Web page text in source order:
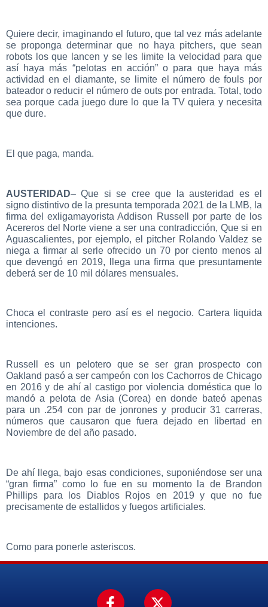
Quiere decir, imaginando el futuro, que tal vez más adelante
se proponga determinar que no haya pitchers, que sean
robots los que lancen y se les limite la velocidad para que
así haya más “pelotas en acción” o para que haya más
actividad en el diamante, se limite el número de fouls por
bateador o reducir el número de outs por entrada. Total, todo
sea porque cada juego dure lo que la TV quiera y necesita
que dure.
El que paga, manda.
AUSTERIDAD– Que si se cree que la austeridad es el
signo distintivo de la presunta temporada 2021 de la LMB, la
firma del exligamayorista Addison Russell por parte de los
Acereros del Norte viene a ser una contradicción, Que si en
Aguascalientes, por ejemplo, el pitcher Rolando Valdez se
niega a firmar al serle ofrecido un 70 por ciento menos al
que devengó en 2019, llega una firma que presuntamente
deberá ser de 10 mil dólares mensuales.
Choca el contraste pero así es el negocio. Cartera liquida
intenciones.
Russell es un pelotero que se ser gran prospecto con
Oakland pasó a ser campeón con los Cachorros de Chicago
en 2016 y de ahí al castigo por violencia doméstica que lo
mandó a pelota de Asia (Corea) en donde bateó apenas
para un .254 con par de jonrones y producir 31 carreras,
números que causaron que fuera dejado en libertad en
Noviembre de del año pasado.
De ahí llega, bajo esas condiciones, suponiéndose ser una
“gran firma” como lo fue en su momento la de Brandon
Phillips para los Diablos Rojos en 2019 y que no fue
precisamente de estallidos y fuegos artificiales.
Como para ponerle asteriscos.